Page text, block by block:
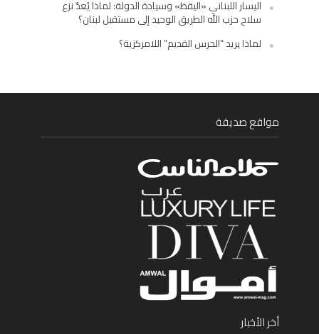
اليسار اللبناني «اليقظ» وسيادة الدولة: لماذا يُعدّ نزع
سلاح حزب الله الطريق الوحيد إلى مستقبل لبنان؟
لماذا يريد “الحرس القديم” اللامركزية؟
مواقع صديقة
أخر الأخبار